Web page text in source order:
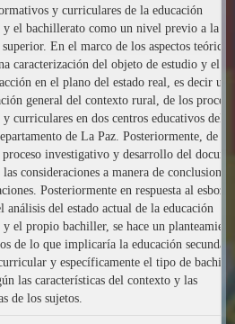
y curriculares de la educación
y el bachillerato como un nivel previo a la
En el marco de los aspectos
caracterización del objeto de estudio y el
en el plano del estado real, es decir una
general del contexto rural, de los
y curriculares en dos centros educativos del
de La Paz. Posteriormente, de
proceso investigativo y desarrollo del
las consideraciones a manera de conclusiones
Posteriormente en respuesta al esbozo
análisis del estado actual de la educación
y el propio bachiller, se hace un
de lo que implicaría la educación
y específicamente el tipo de
las características del contexto y las
de los sujetos.